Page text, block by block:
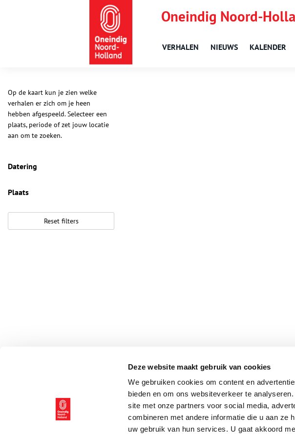
Deze website maakt gebruik van cookies
We gebruiken cookies om content en
bieden en om ons websiteverkeer te
site met onze partners voor social media,
combineren met andere informatie die u aan ze
uw gebruik van hun services. U gaat akkoord
Oneindig Noord-
VERHALEN NIEUWS KALENDER
Op de kaart kun je zien welke
verhalen er zich om je heen
hebben afgespeeld. Selecteer een
plaats, periode of zet jouw locatie
aan om te zoeken.
Datering
Plaats
Reset filters